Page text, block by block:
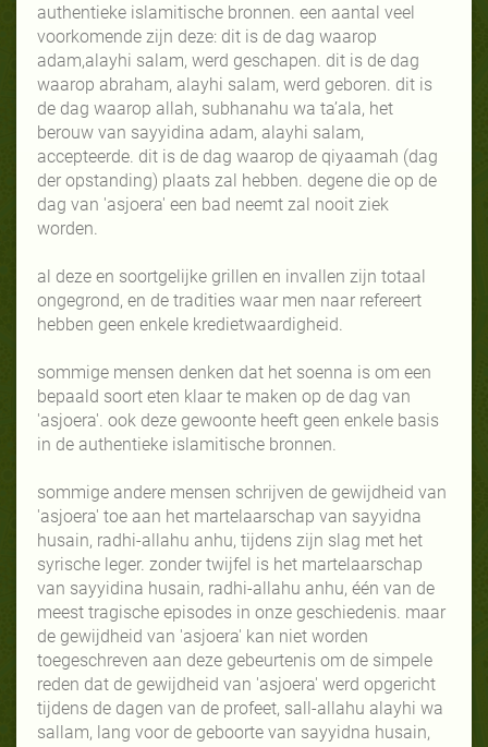
authentieke islamitische bronnen. een aantal veel
voorkomende zijn deze: dit is de dag waarop
adam,alayhi salam, werd geschapen. dit is de dag
waarop abraham, alayhi salam, werd geboren. dit is
de dag waarop allah, subhanahu wa ta’ala, het
berouw van sayyidina adam, alayhi salam,
accepteerde. dit is de dag waarop de qiyaamah (dag
der opstanding) plaats zal hebben. degene die op de
dag van 'asjoera' een bad neemt zal nooit ziek
worden.
al deze en soortgelijke grillen en invallen zijn totaal
ongegrond, en de tradities waar men naar refereert
hebben geen enkele kredietwaardigheid.
sommige mensen denken dat het soenna is om een
bepaald soort eten klaar te maken op de dag van
'asjoera'. ook deze gewoonte heeft geen enkele basis
in de authentieke islamitische bronnen.
sommige andere mensen schrijven de gewijdheid van
'asjoera' toe aan het martelaarschap van sayyidna
husain, radhi-allahu anhu, tijdens zijn slag met het
syrische leger. zonder twijfel is het martelaarschap
van sayyidina husain, radhi-allahu anhu, één van de
meest tragische episodes in onze geschiedenis. maar
de gewijdheid van 'asjoera' kan niet worden
toegeschreven aan deze gebeurtenis om de simpele
reden dat de gewijdheid van 'asjoera' werd opgericht
tijdens de dagen van de profeet, sall-allahu alayhi wa
sallam, lang voor de geboorte van sayyidna husain,